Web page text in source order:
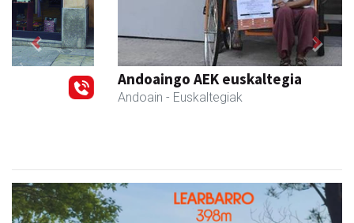
Andoaingo AEK euskaltegia
- Euskaltegiak
Previous Next